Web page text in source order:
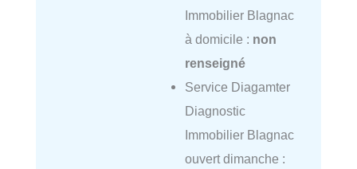
Immobilier Blagnac
à domicile : non
renseigné
Service Diagamter
Diagnostic
Immobilier Blagnac
ouvert dimanche :